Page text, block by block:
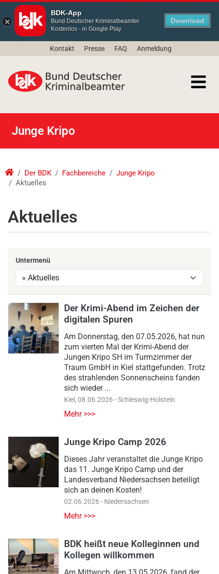
BDK-App
Bund Deutscher Kriminalbeamter
Kostenlos - in Google Play
Download
Kontakt Presse FAQ Anmeldung
Junge Kripo
Der BDK Fachbereiche
Junge Kripo
Aktuelles
Aktuelles
Untermenü
Der Krimi-Abend im Zeichen der
digitalen Spuren
Am Donnerstag, den 07.05.2026, hat nun
zum vierten Mal der Krimi-Abend der
Jungen Kripo SH im Turmzimmer der
Traum GmbH in Kiel stattgefunden. Trotz
des strahlenden Sonnenscheins fanden
sich wieder ...
Kiel , 08.06.2026 -Schleswig-Holstein
Mehr >>>
Junge Kripo Camp 2026
Dieses Jahr veranstaltet die Junge Kripo
das 11. Junge Kripo Camp und der
Landesverband Niedersachsen beteiligt
sich an deinen Kosten!
02.06.2026 - Niedersachsen
Mehr >>>
BDK heißt neue Kolleginnen und
Kollegen willkommen